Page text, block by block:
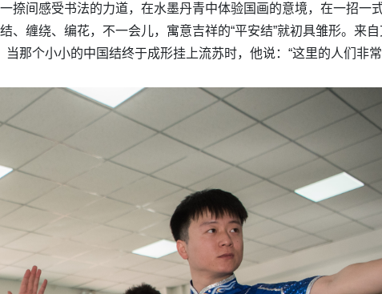
捺间感受书法的力道，在水墨丹青中体验国画的意境，在一招一
缠绕、编花，不一会儿，寓意吉祥的“平安结”就初具雏形。来
那个小小的中国结终于成形挂上流苏时，他说：“这里的人们非